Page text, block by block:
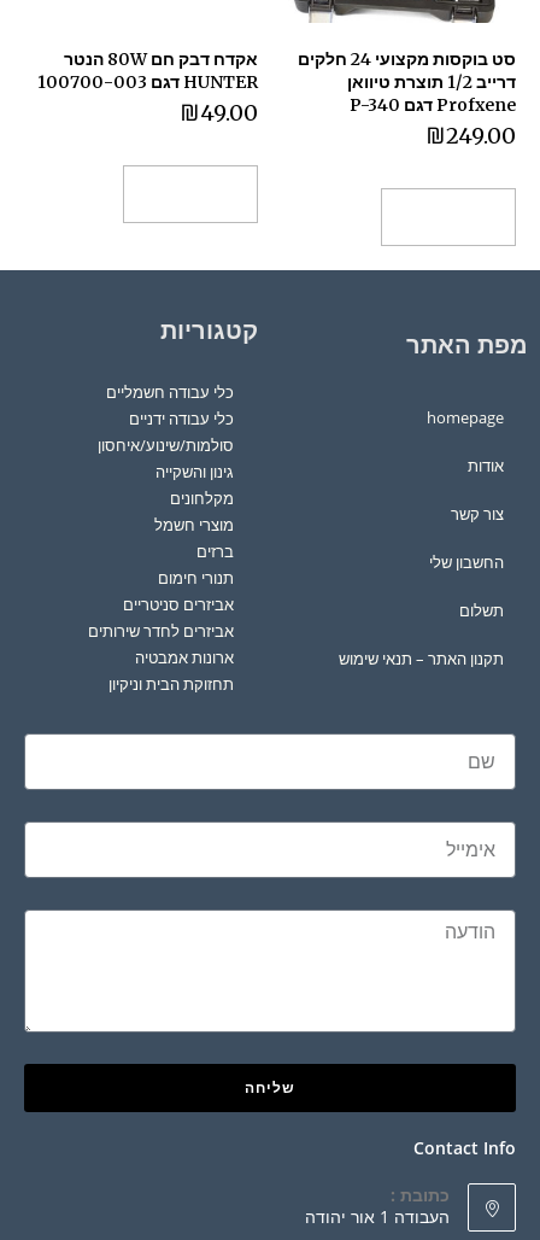
סט בוקסות מקצועי 24 חלקים
דרייב 1/2 תוצרת טיוואן
Profxene דגם P-340
₪249.00
אקדח דבק חם 80W הנטר
HUNTER דגם 100700-003
₪49.00
מפת האתר
homepage
אודות
צור קשר
החשבון שלי
תשלום
תקנון האתר – תנאי שימוש
קטגוריות
כלי עבודה חשמליים
כלי עבודה ידניים
סולמות/שינוע/איחסון
גינון והשקייה
מקלחונים
מוצרי חשמל
ברזים
תנורי חימום
אביזרים סניטריים
אביזרים לחדר שירותים
ארונות אמבטיה
תחזוקת הבית וניקיון
שליחה
Contact Info
כתובת :
העבודה 1 אור יהודה